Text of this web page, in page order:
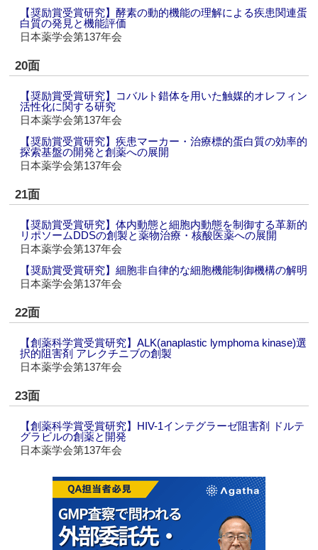
【奨励賞受賞研究】酵素の動的機能の理解による疾患関連蛋
白質の発見と機能評価
日本薬学会第137年会
20面
【奨励賞受賞研究】コバルト錯体を用いた触媒的オレフィン
活性化に関する研究
日本薬学会第137年会
【奨励賞受賞研究】疾患マーカー・治療標的蛋白質の効率的
探索基盤の開発と創薬への展開
日本薬学会第137年会
21面
【奨励賞受賞研究】体内動態と細胞内動態を制御する革新的
リポソームDDSの創製と薬物治療・核酸医薬への展開
日本薬学会第137年会
【奨励賞受賞研究】細胞非自律的な細胞機能制御機構の解明
日本薬学会第137年会
22面
【創薬科学賞受賞研究】ALK(anaplastic lymphoma kinase)選
択的阻害剤 アレクチニブの創製
日本薬学会第137年会
23面
【創薬科学賞受賞研究】HIV-1インテグラーゼ阻害剤 ドルテ
グラビルの創薬と開発
日本薬学会第137年会